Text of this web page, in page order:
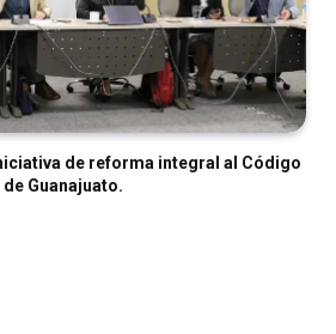
de reforma integral al Código
Guanajuato.